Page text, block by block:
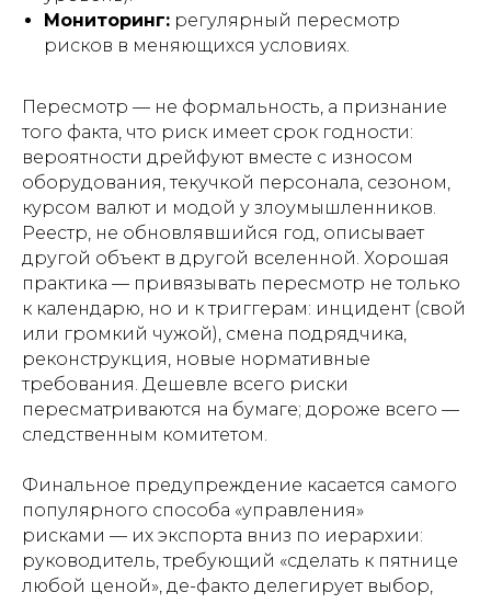
Мониторинг: регулярный пересмотр
рисков в меняющихся условиях.
Пересмотр — не формальность, а признание
того факта, что риск имеет срок годности:
вероятности дрейфуют вместе с износом
оборудования, текучкой персонала, сезоном,
курсом валют и модой у злоумышленников.
Реестр, не обновлявшийся год, описывает
другой объект в другой вселенной. Хорошая
практика — привязывать пересмотр не только
к календарю, но и к триггерам: инцидент (свой
или громкий чужой), смена подрядчика,
реконструкция, новые нормативные
требования. Дешевле всего риски
пересматриваются на бумаге; дороже всего —
следственным комитетом.
Финальное предупреждение касается самого
популярного способа «управления»
рисками — их экспорта вниз по иерархии:
руководитель, требующий «сделать к пятнице
любой ценой», де-факто делегирует выбор,